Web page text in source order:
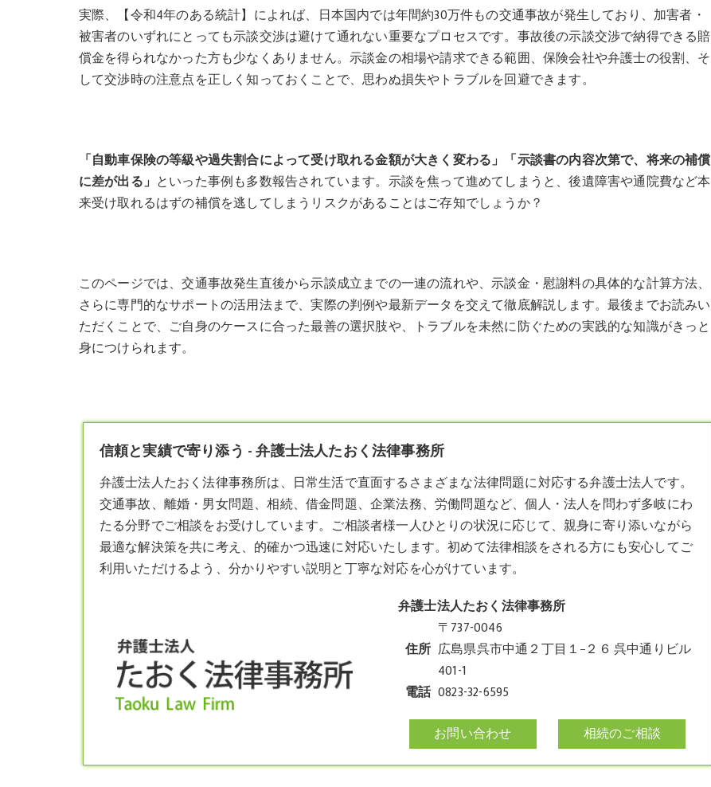
実際、【令和4年のある統計】によれば、日本国内では年間約30万件もの交通事故が発生しており、加害者・
被害者のいずれにとっても示談交渉は避けて通れない重要なプロセスです。事故後の示談交渉で納得できる賠
償金を得られなかった方も少なくありません。示談金の相場や請求できる範囲、保険会社や弁護士の役割、そ
して交渉時の注意点を正しく知っておくことで、思わぬ損失やトラブルを回避できます。
「自動車保険の等級や過失割合によって受け取れる金額が大きく変わる」「示談書の内容次第で、将来の補償
に差が出る」 といった事例も多数報告されています。示談を焦って進めてしまうと、後遺障害や通院費など本
来受け取れるはずの補償を逃してしまうリスクがあることはご存知でしょうか？
このページでは、交通事故発生直後から示談成立までの一連の流れや、示談金・慰謝料の具体的な計算方法、
さらに専門的なサポートの活用法まで、実際の判例や最新データを交えて徹底解説します。最後までお読みい
ただくことで、ご自身のケースに合った最善の選択肢や、トラブルを未然に防ぐための実践的な知識がきっと
身につけられます。
信頼と実績で寄り添う - 弁護士法人たおく法律事務所
弁護士法人たおく法律事務所は、日常生活で直面するさまざまな法律問題に対応する弁護士法人です。
交通事故、離婚・男女問題、相続、借金問題、企業法務、労働問題など、個人・法人を問わず多岐にわ
たる分野でご相談をお受けしています。ご相談者様一人ひとりの状況に応じて、親身に寄り添いながら
最適な解決策を共に考え、的確かつ迅速に対応いたします。初めて法律相談をされる方にも安心してご
利用いただけるよう、分かりやすい説明と丁寧な対応を心がけています。
弁護士法人たおく法律事務所
住所
〒737-0046
広島県呉市中通２丁目１−２６ 呉中通りビル
401-1
電話 0823-32-6595
お問い合わせ
相続のご相談